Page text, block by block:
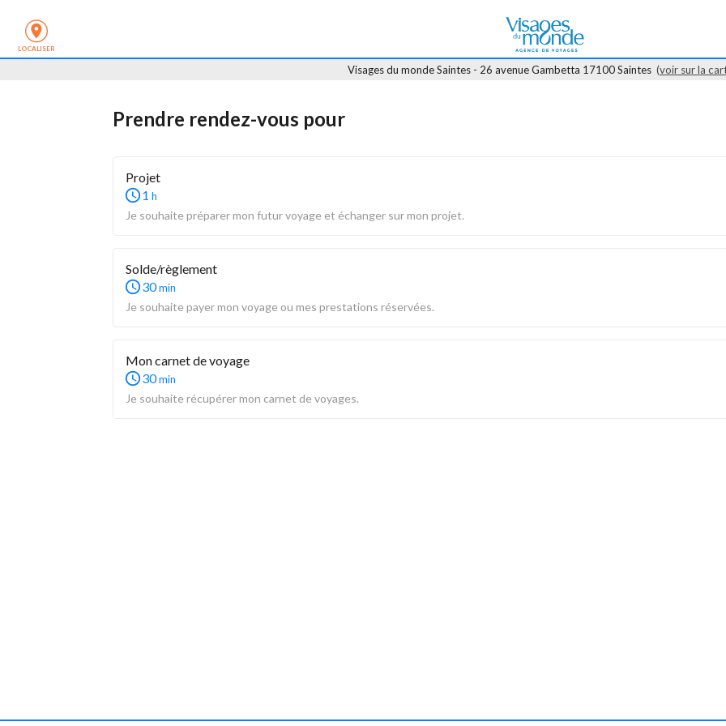
LOCALISER
Visages du monde Saintes - 26 avenue Gambetta 17100 Saintes (voir sur la
Prendre rendez-vous pour
Projet
1 h
Je souhaite préparer mon futur voyage et échanger sur mon projet.
Solde/règlement
30min
Je souhaite payer mon voyage ou mes prestations réservées.
Mon carnet de voyage
30min
Je souhaite récupérer mon carnet de voyages.